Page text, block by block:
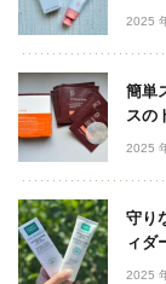
2025
簡単
スの
2025
守り
ィダ
2025